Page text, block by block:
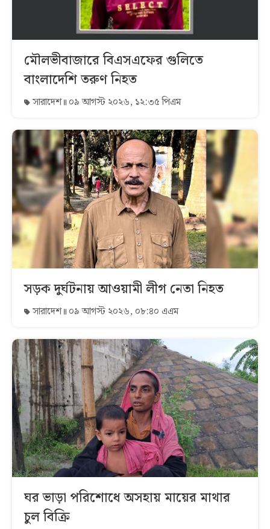
মৌলভীবাজারে বিএসএফের গুলিতে
বাংলাদেশি তরুণ নিহত
সারাদেশ ০৯ আগস্ট ২০২৬, ১২:৩৫ পিএম
সড়ক দুর্ঘটনায় আওয়ামী লীগ নেতা নিহত
সারাদেশ ০৯ আগস্ট ২০২৬, ০৮:৪০ এএম
ঘর ভাড়া পরিশোধে অসহায় মায়ের মাথার
চুল বিক্রি